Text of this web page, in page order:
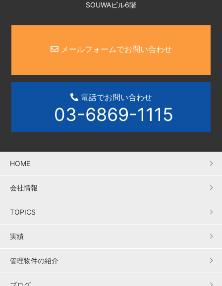
SOUWAビル6階
メールフォームでお問い合わせ
電話でお問い合わせ
03-6869-1115
HOME
会社情報
TOPICS
実績
管理物件の紹介